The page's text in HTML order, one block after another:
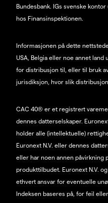
Bundesbank. IGs svenske
hos Finansinspektionen.
Informasjonen på dette
USA, Belgia eller noe annet
for distribusjon til, eller til bruk
jurisdiksjon, hvor slik
CAC 40® er et registrert
dennes datterselskaper.
holder alle (intellektuelle)
Euronext N.V. eller dennes
eller har noen annen påvirkning
produkttilbudet. Euronext N.V.
ethvert ansvar for eventuelle
Indeksen baseres på, for feil